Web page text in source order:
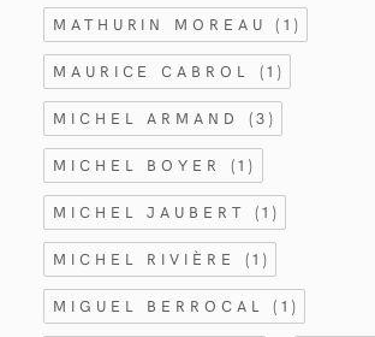
MATHURIN MOREAU(1)
MAURICE CABROL (1)
MICHEL ARMAND (3)
MICHEL BOYER (1)
MICHEL JAUBERT (1)
MICHEL RIVIÈRE (1)
MIGUEL BERROCAL(1)